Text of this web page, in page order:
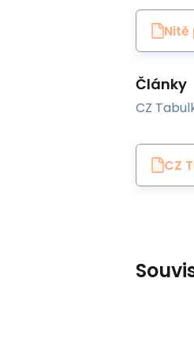
Články
CZ
CZ